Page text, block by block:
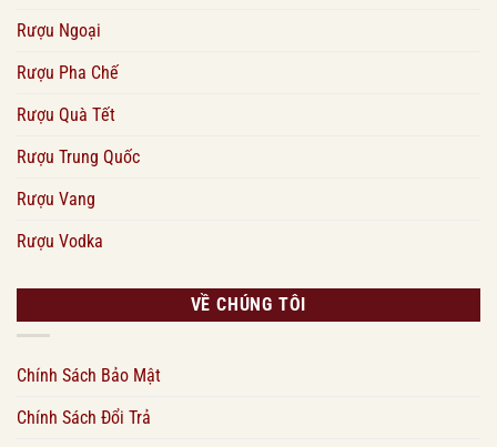
Rượu Ngoại
Rượu Pha Chế
Rượu Quà Tết
Rượu Trung Quốc
Rượu Vang
Rượu Vodka
VỀ CHÚNG TÔI
Chính Sách Bảo Mật
Chính Sách Đổi Trả